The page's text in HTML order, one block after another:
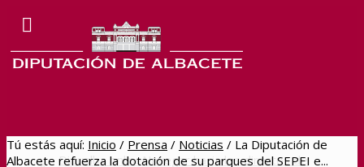
Dipualba onlineNavegar hacia los directos de
Tú estás aquí: Inicio / Prensa / Noticias / La Diputación de
Albacete refuerza la dotación de su parques del SEPEI e...